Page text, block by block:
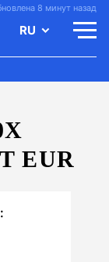
8 минут назад
RU
EUR